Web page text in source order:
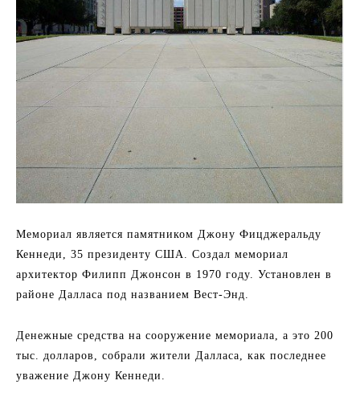
Мемориал является памятником Джону Фицджеральду
Кеннеди, 35 президенту США. Создал мемориал
архитектор Филипп Джонсон в 1970 году. Установлен в
районе Далласа под названием Вест-Энд.
Денежные средства на сооружение мемориала, а это 200
тыс. долларов, собрали жители Далласа, как последнее
уважение Джону Кеннеди.